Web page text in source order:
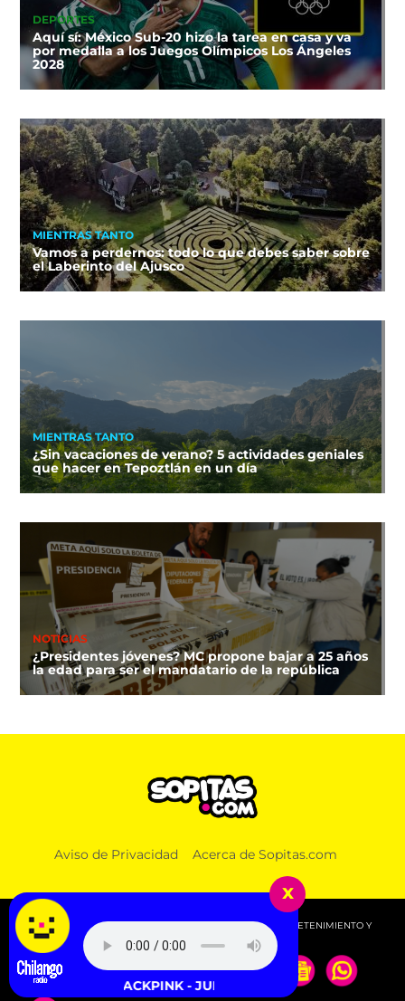
DEPORTES
Aquí sí: México Sub-20 hizo la tarea en casa y va
por medalla a los Juegos Olímpicos Los Ángeles
2028
MIENTRAS TANTO
Vamos a perdernos: todo lo que debes saber sobre
el Laberinto del Ajusco
MIENTRAS TANTO
¿Sin vacaciones de verano? 5 actividades geniales
que hacer en Tepoztlán en un día
NOTICIAS
¿Presidentes jóvenes? MC propone bajar a 25 años
la edad para ser el mandatario de la república
¿A qué hora y dónde ver la clausura de los Juegos
Aviso de Privacidad Acerca de Sopitas.com
© 2026 SOPITAS.COM - MÚSICA, NOTICIAS, DEPORTES, ENTRETENIMIENTO Y
MÁS!.
x
BLACKPINK - JUMP